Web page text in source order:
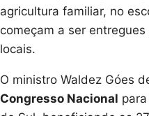
agricultura familiar, no
começam a ser
locais.
O ministro Waldez Góes
Congresso Nacional